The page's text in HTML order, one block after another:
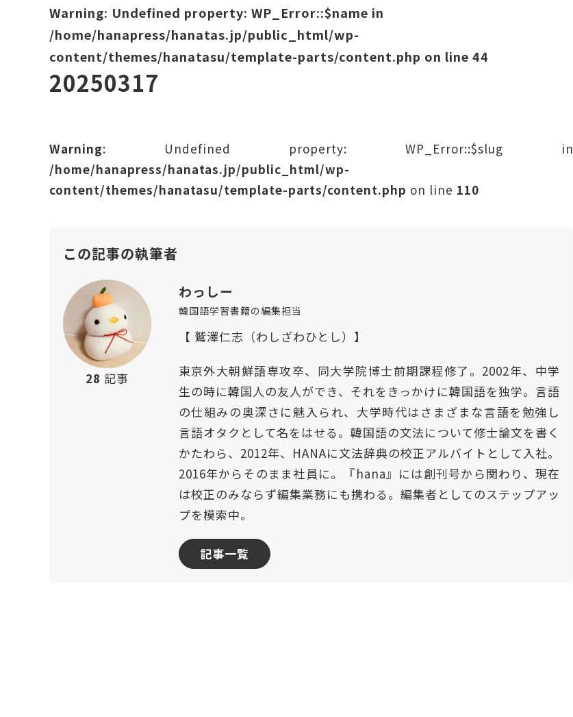
Warning: Undefined property: WP_Error::$name in
/home/hanapress/hanatas.jp/public_html/wp-
content/themes/hanatasu/template-parts/content.php on line 44
20250317
Warning: Undefined property: WP_Error::$slug in
/home/hanapress/hanatas.jp/public_html/wp-
content/themes/hanatasu/template-parts/content.php on line 110
この記事の執筆者
28 記事
わっしー
韓国語学習書籍の編集担当
【 鷲澤仁志（わしざわひとし）】
東京外大朝鮮語専攻卒、同大学院博士前期課程修了。2002年、中学
生の時に韓国人の友人ができ、それをきっかけに韓国語を独学。言語
の仕組みの奥深さに魅入られ、大学時代はさまざまな言語を勉強し
言語オタクとして名をはせる。韓国語の文法について修士論文を書く
かたわら、2012年、HANAに文法辞典の校正アルバイトとして入社。
2016年からそのまま社員に。『hana』には創刊号から関わり、現在
は校正のみならず編集業務にも携わる。編集者としてのステップアッ
プを模索中。
記事一覧